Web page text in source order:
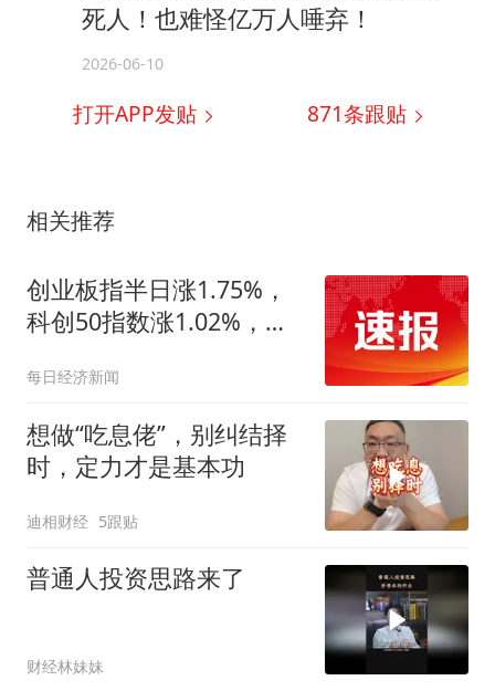
死人！也难怪亿万人唾弃！
2026-06-10
打开APP发贴 871条跟贴
相关推荐
创业板指半日涨1.75%，
科创50指数涨1.02%，
发
每日经济新闻
想做“吃息佬”，别纠结择
时，定力才是基本功
迪相财经 5跟贴
普通人投资思路来了
财经林妹妹